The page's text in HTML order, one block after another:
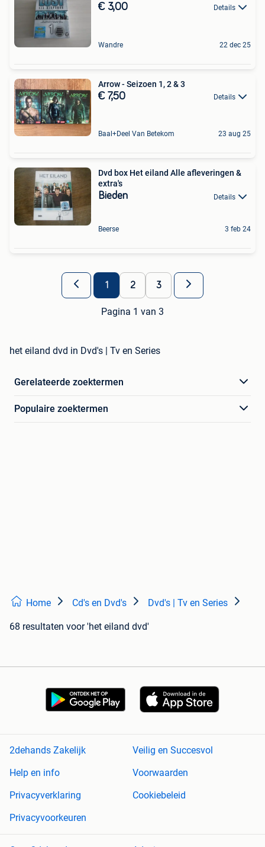
€ 3,00 Details
Wandre 22 dec 25
Arrow - Seizoen 1, 2 & 3
€ 7,50 Details
Baal+Deel Van Betekom 23 aug 25
Dvd box Het eiland Alle afleveringen &
extra's
Bieden Details
Beerse 3 feb 24
1 2 3
Pagina 1 van 3
het eiland dvd in Dvd's | Tv en Series
Gerelateerde zoektermen
Populaire zoektermen
Home Cd's en Dvd's Dvd's | Tv en Series
68 resultaten voor 'het eiland dvd'
2dehands Zakelijk
Veilig en Succesvol
Help en info
Voorwaarden
Privacyverklaring
Cookiebeleid
Privacyvoorkeuren